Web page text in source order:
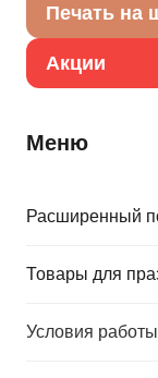
Печать на
Акции
Меню
Расширенный
Товары для
Условия работы
воздушных
Для того,
гелием. Для
летает от двух
фотографии в
Размер шара: в
Товар из